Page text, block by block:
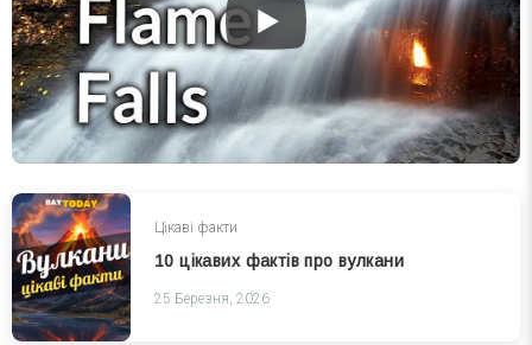
Цікаві факти
10 цікавих фактів про вулкани
25 Березня, 2026